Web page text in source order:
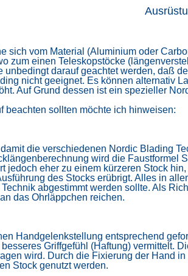
sich vom Material (Aluminium oder
zum einen Teleskopstöcke
darauf geachtet werden, daß
nicht geeignet. Es können alternativ
Auf Grund dessen ist ein spezieller
sollten möchte ich hinweisen:
die verschiedenen Nordic Blading
wird die
jedoch eher zu einem kürzeren Stock
des Stocks erübrigt. Alles in
abgestimmt werden sollte. Als
das Ohrläppchen reichen.
Handgelenkstellung entsprechend
Griffgefühl (Haftung) vermittelt.
wird. Durch die Fixierung der Hand
Stock genutztwerden.